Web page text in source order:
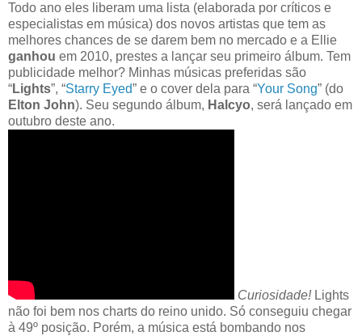
Todo ano eles liberam uma lista (elaborada por críticos e
especialistas em música) dos novos artistas que tem as
melhores chances de se darem bem no mercado e a Ellie
ganhou em 2010, prestes a lançar seu primeiro álbum. Tem
publicidade melhor? Minhas músicas preferidas são
“Lights”, “Starry Eyed” e o cover dela para “Your Song” (do
Elton John). Seu segundo álbum, Halcyo, será lançado em
outubro deste ano.
Curiosidade!Lights
não foi bem nos charts do reino unido. Só conseguiu chegar
à 49º posição. Porém, a música está bombando nos